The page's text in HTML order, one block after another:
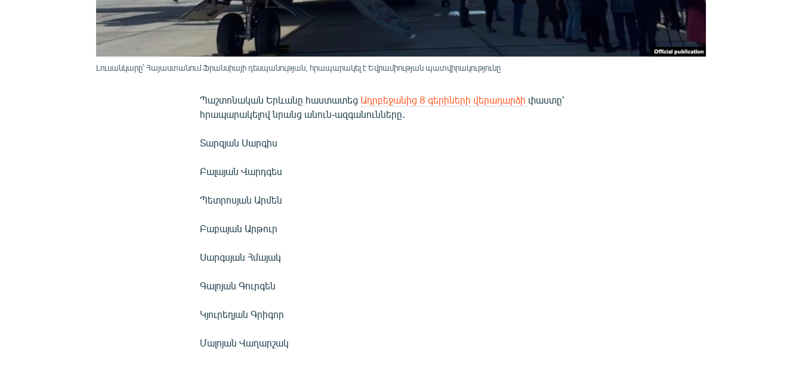
Լուսանկարը՝ Հայաստանում Ֆրանսիայի դեսպանության, հրապարակել է Եվրամիության պատվիրակությունը
Պաշտոնական Երևանը հաստատեց Ադրբեջանից 8 գերիների վերադարձի փաստը՝
հրապարակելով նրանց անուն-ազգանունները․
Տարզյան Սարգիս
Բալայան Վարդգես
Պետրոսյան Արմեն
Բաբայան Արթուր
Սարգսյան Հմայակ
Գալոյան Գուրգեն
Կյուրեղյան Գրիգոր
Մալոյան Վաղարշակ